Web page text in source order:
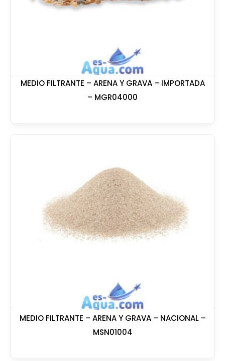
MEDIO FILTRANTE – ARENA Y GRAVA – IMPORTADA
– MGR04000
MEDIO FILTRANTE – ARENA Y GRAVA – NACIONAL –
MSN01004